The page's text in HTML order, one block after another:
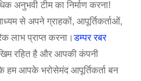
टीम का निर्माण करना!
से अपने ग्राहकों, आपूर्तिकर्ताओं,
लाभ प्राप्त करना।डम्पर रबर
रहित है और आपकी कंपनी
आपके भरोसेमंद आपूर्तिकर्ता बन